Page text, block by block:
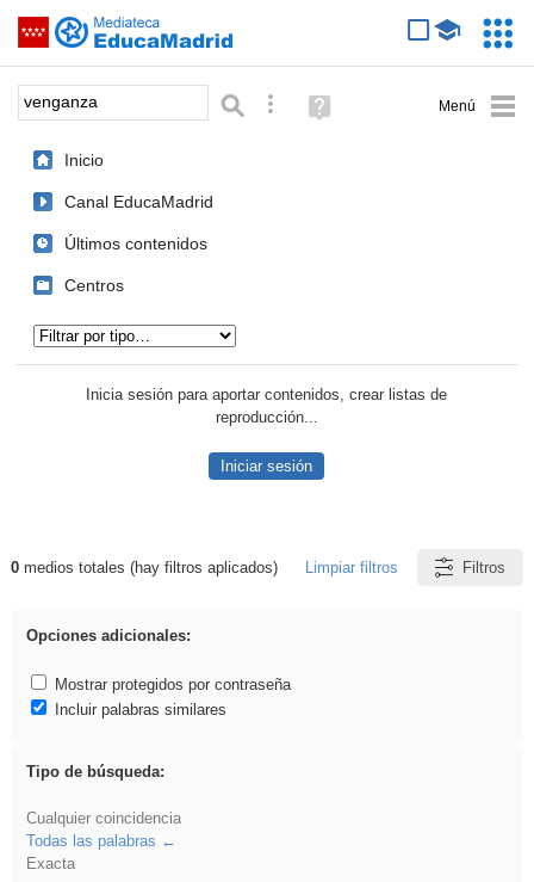
Saltar navegación
Palabra o frase: Búsqueda avanzada
Ayuda
(en
Inicio
Canal EducaMadrid
Últimos contenidos
Centros
Inicia sesión para aportar contenidos, crear listas de
reproducción...
Iniciar sesión
Resultados de: venganza
0medios totales (hay filtros aplicados) Limpiar filtros Filtros
Opciones adicionales:
Mostrar protegidos por contraseña
Incluir palabras similares
Tipo de búsqueda:
Cualquier coincidencia
Todas las palabras
Exacta